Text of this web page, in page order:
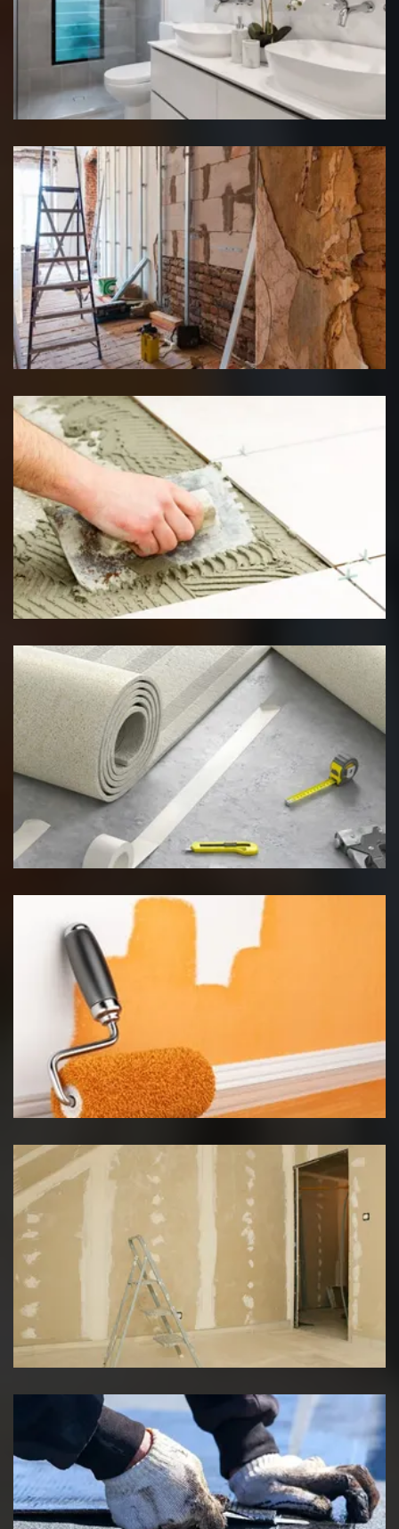
Rénovation salle de bain
Rénovation interieure
Pose de carrelage
Pose de moquette
Peinture intérieur
Pose de placo